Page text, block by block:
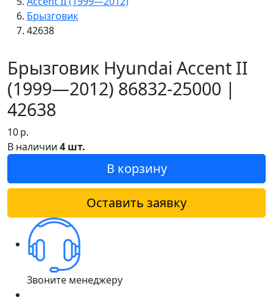
Брызговик
42638
Брызговик Hyundai Accent II
(1999—2012) 86832-25000 |
42638
10р.
В наличии 4 шт.
В корзину
Оставить заявку
Звоните менеджеру